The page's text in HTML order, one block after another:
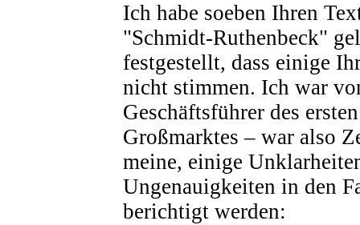
Ich habe soeben Ihren
"Schmidt-Ruthenbeck"
festgestellt, dass einige
nicht stimmen. Ich war
Geschäftsführer des
Großmarktes – war also
meine, einige
Ungenauigkeiten in den
berichtigt werden: